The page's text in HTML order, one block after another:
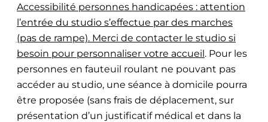
Accessibilité personnes handicapées : attention
l’entrée du studio s’effectue par des marches
(pas de rampe). Merci de contacter le studio si
besoin pour personnaliser votre accueil. Pour les
personnes en fauteuil roulant ne pouvant pas
accéder au studio, une séance à domicile pourra
être proposée (sans frais de déplacement, sur
présentation d’un justificatif médical et dans la